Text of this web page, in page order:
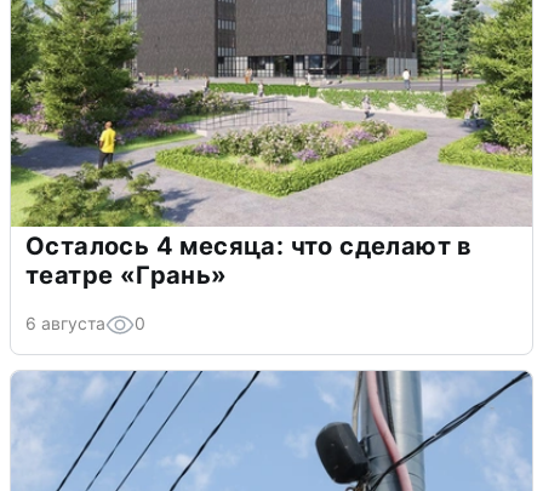
Осталось 4 месяца: что сделают в
театре «Грань»
6 августа 0